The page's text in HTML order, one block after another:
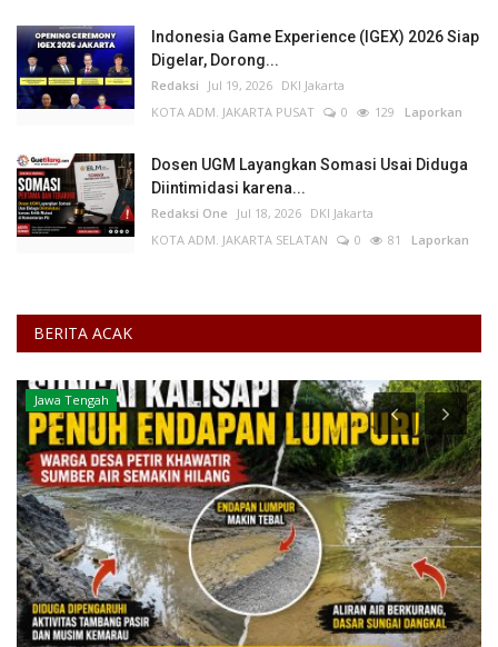
Indonesia Game Experience (IGEX) 2026 Siap
Digelar, Dorong...
Redaksi Jul 19, 2026 DKI Jakarta
KOTA ADM. JAKARTA PUSAT
0 129 Laporkan
Dosen UGM Layangkan Somasi Usai Diduga
Diintimidasi karena...
Redaksi One Jul 18, 2026 DKI Jakarta
KOTA ADM. JAKARTA SELATAN
0 81 Laporkan
BERITA ACAK
Jawa Tengah